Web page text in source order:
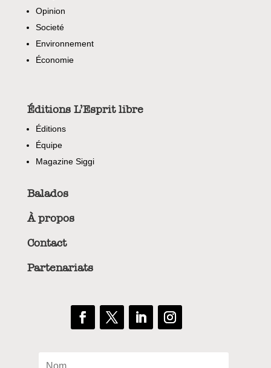
Opinion
Societé
Environnement
Économie
Éditions L’Esprit libre
Éditions
Équipe
Magazine Siggi
Balados
À propos
Contact
Partenariats